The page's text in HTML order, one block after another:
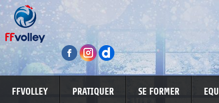
FFVOLLEY PRATIQUER SE FORMER